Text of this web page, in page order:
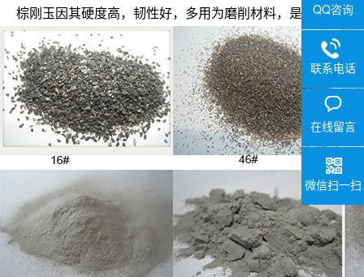
棕刚玉因其硬度高，韧性好，多用为磨削材料，是最基本的
QQ咨询
联系电话
在线留言
微信扫一扫